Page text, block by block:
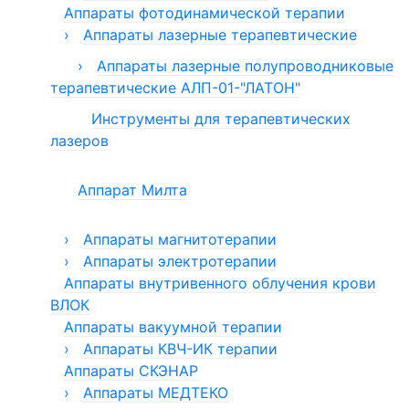
Восходящий душ
Души Шарко «Вуокса»
Тангенторы
Ванны медицинские
Цисторезектоскоп биполярный
Цисторезектоскопы (резектоскопы)
Электроды для резектоскопии
Эндовидеохирургические стойки для
урологии
Аппараты прессотерапии и лимфодренажа
Pulsepress Physio
Пневмомассажер ПМ
Аппараты прессотерапии и
лимфодренажа «Лимфа»
Манжеты для прессотерапии
Аппараты прессотерапии
Аппараты фотодинамической терапии
›
Аппараты лазерные терапевтические
›
Аппараты лазерные полупроводниковые
терапевтические АЛП-01-"ЛАТОН"
Инструменты для терапевтических
лазеров
Аппарат Милта
›
Аппараты магнитотерапии
Магнит МЕДТЕКО
›
Аппараты электротерапии
Аппараты УЛЬТРАДАР
Аппараты ЭЛЭСКУЛАП
Аппарат ЭЛАД
Аппарат ФОРЕЗ
Аппараты Мустанг
Аппараты внутривенного облучения крови
ВЛОК
Аппараты вакуумной терапии
›
Аппараты КВЧ-ИК терапии
Аппараты КВЧ-терапии Стелла
Аппараты Спинор
Аппараты СКЭНАР
›
Аппараты МЕДТЕКО